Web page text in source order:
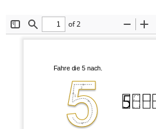
Toggle
Sidebar
Find
of 2
Zoom
Out
In
Fahre die 5 nach.
5
1
2